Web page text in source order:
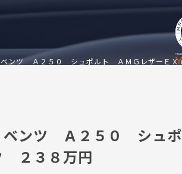
ベンツ Ａ２５０ シュポルト ＡＭＧレザーＥ
ベンツ Ａ２５０ シュ
２３８万円